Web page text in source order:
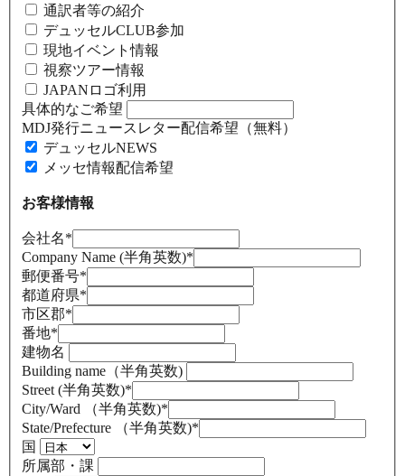
通訳者等の紹介
デュッセルCLUB参加
現地イベント情報
視察ツアー情報
JAPANロゴ利用
具体的なご希望
MDJ発行ニュースレター配信希望（無料）
デュッセルNEWS
メッセ情報配信希望
お客様情報
会社名*
Company Name (半角英数)*
郵便番号*
都道府県*
市区郡*
番地*
建物名
Building name（半角英数)
Street (半角英数)*
City/Ward （半角英数)*
State/Prefecture （半角英数)*
国
所属部・課